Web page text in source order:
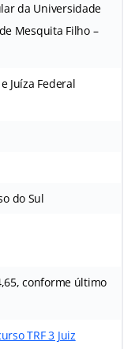
da Universidade
Mesquita Filho –
Juíza Federal
do Sul
conforme último
TRF 3 Juiz